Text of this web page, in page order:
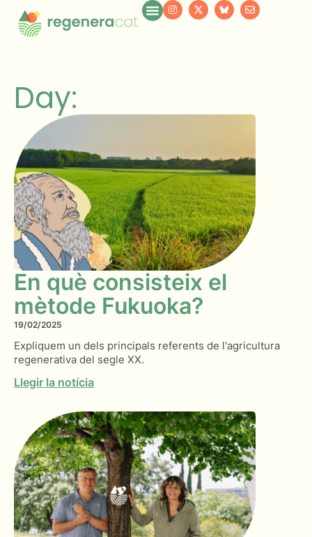
Day:
En què consisteix el
mètode Fukuoka?
19/02/2025
Expliquem un dels principals referents de l'agricultura
regenerativa del segle XX.
Llegir la notícia